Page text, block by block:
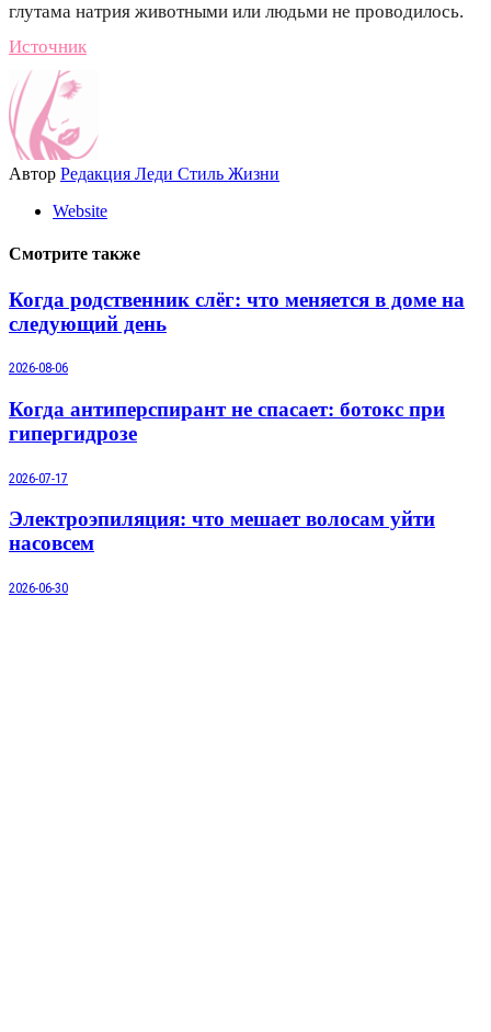
глутама натрия животными или людьми не проводилось.
Источник
Автор Редакция Леди Стиль Жизни
Website
Смотрите также
Когда родственник слёг: что меняется в доме на
следующий день
2026-08-06
Когда антиперспирант не спасает: ботокс при
гипергидрозе
2026-07-17
Электроэпиляция: что мешает волосам уйти
насовсем
2026-06-30